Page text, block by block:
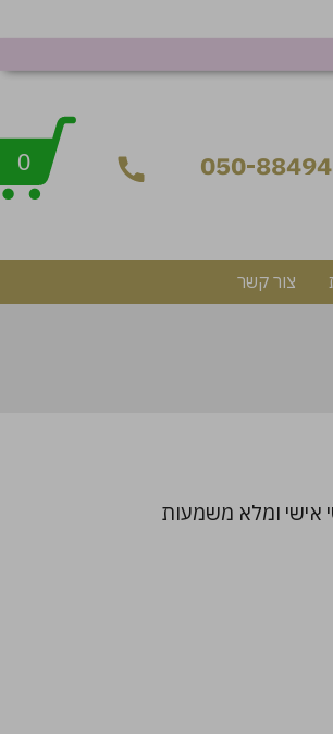
צור קשר
אישי ומלא משמעות
0